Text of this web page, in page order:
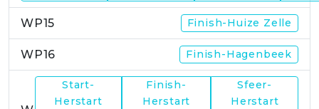
WP15 Finish-Huize Zelle
WP16 Finish-Hagenbeek
Start-
Herstart
Finish-
Herstart
Sfeer-
Herstart